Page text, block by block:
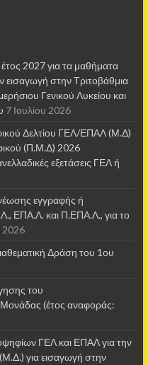
2027 για τα μαθήματα
εισαγωγή στην Τριτοβάθμια
Γενικού Λυκείου και
7 Ιουλίου 2026
Δελτίου ΓΕΛ/ΕΠΑΛ (Μ.Δ)
(Π.Μ.Δ) 2026
εξετάσεις ΓΕΛ ή
εγγραφής ή
ΕΠΑ.Λ. και Π.ΕΠΑ.Λ., για το
2026
Δράση του 1ου
του
(έτος αναφοράς:
ΓΕΛ και ΕΠΑΛ για την
για εισαγωγή στην